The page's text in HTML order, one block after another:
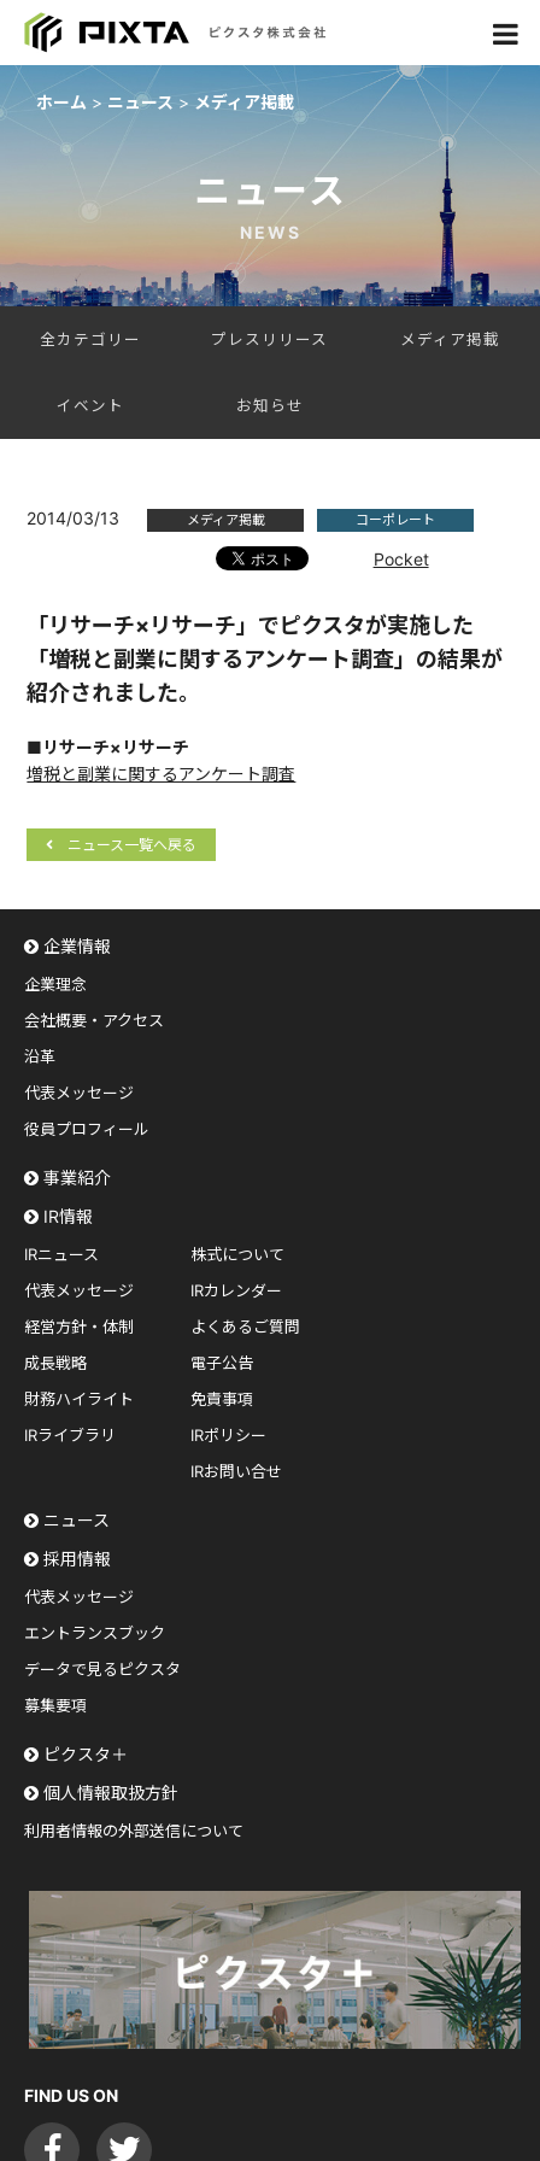
ホーム ニュース メディア掲載
ニュース
NEWS
全カテゴリー プレスリリース メディア掲載
イベント お知らせ
2014/03/13 メディア掲載 コーポレート
Pocket
「リサーチ×リサーチ」でピクスタが実施した
「増税と副業に関するアンケート調査」の結果が
紹介されました。
■リサーチ×リサーチ
増税と副業に関するアンケート調査
ニュース一覧へ戻る
企業情報
企業理念
会社概要・アクセス
沿革
代表メッセージ
役員プロフィール
事業紹介
IR情報
IRニュース
代表メッセージ
経営方針・体制
成長戦略
財務ハイライト
IRライブラリ
株式について
IRカレンダー
よくあるご質問
電子公告
免責事項
IRポリシー
IRお問い合せ
ニュース
採用情報
代表メッセージ
エントランスブック
データで見るピクスタ
募集要項
ピクスタ＋
個人情報取扱方針
利用者情報の外部送信について
FIND US ON